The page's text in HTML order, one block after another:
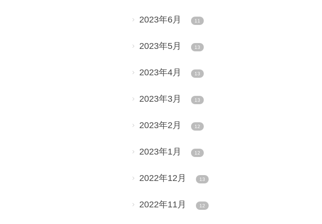
2023年6月 11
2023年5月 13
2023年4月 13
2023年3月 13
2023年2月 12
2023年1月 12
2022年12月 13
2022年11月 12